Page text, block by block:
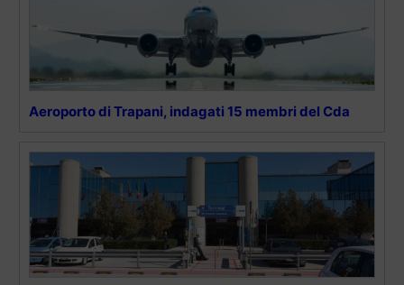
Aeroporto di Trapani, indagati 15 membri del Cda